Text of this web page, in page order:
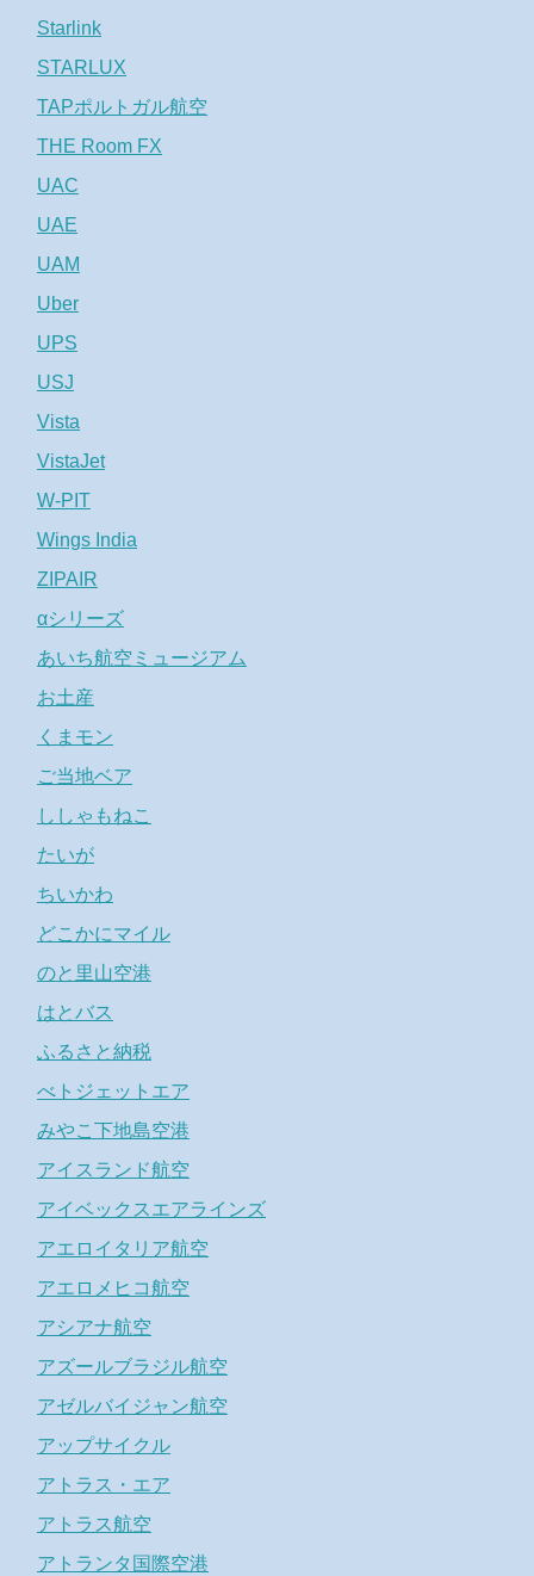
Starlink
STARLUX
TAPポルトガル航空
THE Room FX
UAC
UAE
UAM
Uber
UPS
USJ
Vista
VistaJet
W-PIT
Wings India
ZIPAIR
αシリーズ
あいち航空ミュージアム
お土産
くまモン
ご当地ベア
ししゃもねこ
たいが
ちいかわ
どこかにマイル
のと里山空港
はとバス
ふるさと納税
べトジェットエア
みやこ下地島空港
アイスランド航空
アイベックスエアラインズ
アエロイタリア航空
アエロメヒコ航空
アシアナ航空
アズールブラジル航空
アゼルバイジャン航空
アップサイクル
アトラス・エア
アトラス航空
アトランタ国際空港